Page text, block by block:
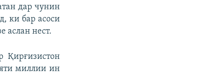
дар чунин
ки бар асоси
аслан нест.
Қирғизистон
миллии ин